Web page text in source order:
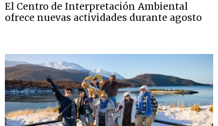
El Centro de Interpretación Ambiental
ofrece nuevas actividades durante agosto